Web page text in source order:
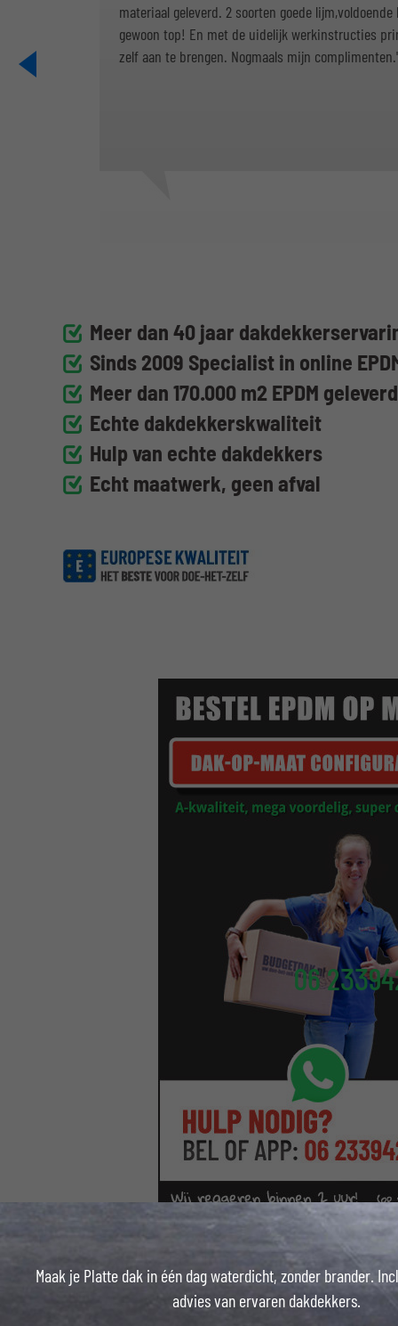
Maak je Platte dak in één dag waterdicht, zonder brander.
advies van ervaren dakdekkers.
materiaal geleverd. 2 soorten goede lijm,voldoende
gewoon top! En met de uidelijk werkinstructies
zelf aan te brengen. Nogmaals mijn
Meer dan 40 jaar
Sinds 2009 Specialist in online
Meer dan 170.000 m2 EPDM
Echte dakdekkerskwaliteit
Hulp van echte dakdekkers
Echt maatwerk, geen afval
06